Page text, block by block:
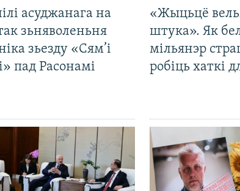
асуджанага на
зьняволеньня
зьезду «Сям’і
пад Расонамі
«Жыцьцё
штука». Як
мільянэр
робіць хаткі